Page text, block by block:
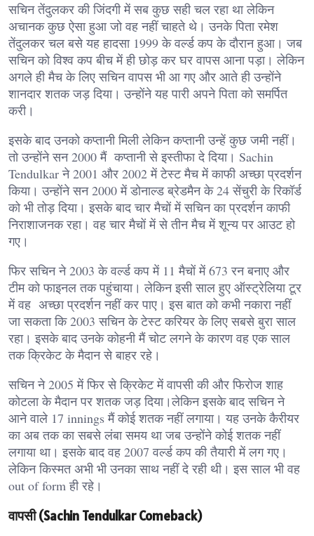
सचिन तेंदुलकर की जिंदगी में सब कुछ सही चल रहा था लेकिन
अचानक कुछ ऐसा हुआ जो वह नहीं चाहते थे। उनके पिता रमेश
तेंदुलकर चल बसे यह हादसा 1999 के वर्ल्ड कप के दौरान हुआ। जब
सचिन को विश्व कप बीच में ही छोड़ कर घर वापस आना पड़ा। लेकिन
अगले ही मैच के लिए सचिन वापस भी आ गए और आते ही उन्होंने
शानदार शतक जड़ दिया। उन्होंने यह पारी अपने पिता को समर्पित
करी।
इसके बाद उनको कप्तानी मिली लेकिन कप्तानी उन्हें कुछ जमी नहीं।
तो उन्होंने सन 2000 मैं कप्तानी से इस्तीफा दे दिया। Sachin
Tendulkar ने 2001 और 2002 में टेस्ट मैच में काफी अच्छा प्रदर्शन
किया। उन्होंने सन 2000 में डोनाल्ड ब्रेडमैन के 24 सेंचुरी के रिकॉर्ड
को भी तोड़ दिया। इसके बाद चार मैचों में सचिन का प्रदर्शन काफी
निराशाजनक रहा। वह चार मैचों में से तीन मैच में शून्य पर आउट हो
गए।
फिर सचिन ने 2003 के वर्ल्ड कप में 11 मैचों में 673 रन बनाए और
टीम को फाइनल तक पहुंचाया। लेकिन इसी साल हुए ऑस्ट्रेलिया टूर
में वह अच्छा प्रदर्शन नहीं कर पाए। इस बात को कभी नकारा नहीं
जा सकता कि 2003 सचिन के टेस्ट करियर के लिए सबसे बुरा साल
रहा। इसके बाद उनके कोहनी मैं चोट लगने के कारण वह एक साल
तक क्रिकेट के मैदान से बाहर रहे।
सचिन ने 2005 में फिर से क्रिकेट में वापसी की और फिरोज शाह
कोटला के मैदान पर शतक जड़ दिया।लेकिन इसके बाद सचिन ने
आने वाले 17 innings मैं कोई शतक नहीं लगाया। यह उनके कैरीयर
का अब तक का सबसे लंबा समय था जब उन्होंने कोई शतक नहीं
लगाया था। इसके बाद वह 2007 वर्ल्ड कप की तैयारी में लग गए।
लेकिन किस्मत अभी भी उनका साथ नहीं दे रही थी। इस साल भी वह
out of form ही रहे।
वापसी (Sachin Tendulkar Comeback)